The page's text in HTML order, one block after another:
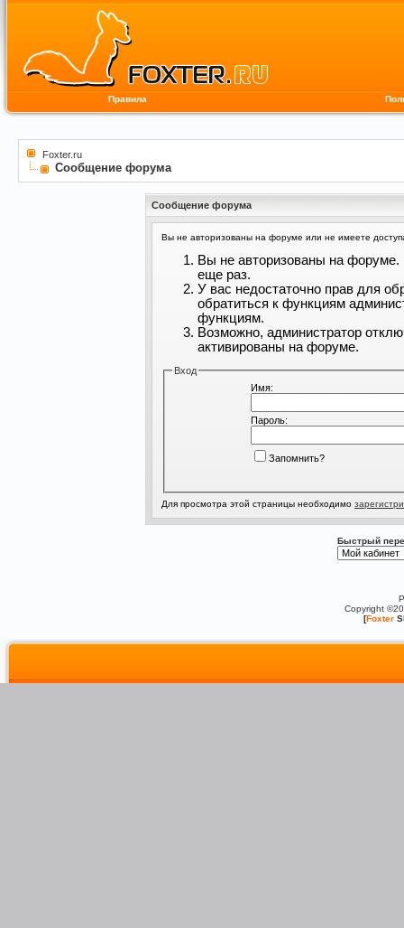
Правила
Foxter.ru
Сообщение форума
Сообщение форума
Вы не авторизованы на форуме или не имеете
Вы не авторизованы на форуме.
еще раз.
У вас недостаточно прав для
обратиться к функциям
функциям.
Возможно, администратор
активированы на форуме.
Вход
Имя:
Пароль:
Запомнить?
Для просмотра этой страницы необходимо
Быстрый
Copyright
[Foxter